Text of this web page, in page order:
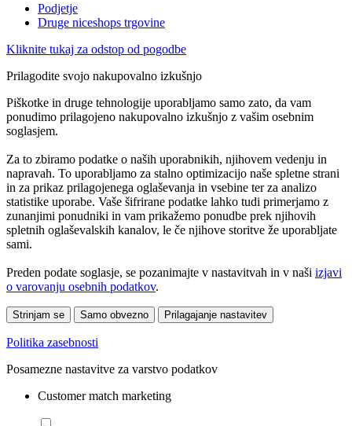
Podjetje
Druge niceshops trgovine
Kliknite tukaj za odstop od pogodbe
Prilagodite svojo nakupovalno izkušnjo
Piškotke in druge tehnologije uporabljamo samo zato, da vam
ponudimo prilagojeno nakupovalno izkušnjo z vašim osebnim
soglasjem.
Za to zbiramo podatke o naših uporabnikih, njihovem vedenju in
napravah. To uporabljamo za stalno optimizacijo naše spletne strani
in za prikaz prilagojenega oglaševanja in vsebine ter za analizo
statistike uporabe. Vaše šifrirane podatke lahko tudi primerjamo z
zunanjimi ponudniki in vam prikažemo ponudbe prek njihovih
spletnih oglaševalskih kanalov, le če njihove storitve že uporabljate
sami.
Preden podate soglasje, se pozanimajte v nastavitvah in v naši izjavi
o varovanju osebnih podatkov.
Strinjam se Samo obvezno Prilagajanje nastavitev
Politika zasebnosti
Posamezne nastavitve za varstvo podatkov
Customer match marketing